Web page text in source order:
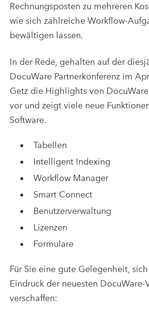
Rechnungsposten zu mehreren
wie sich zahlreiche Workflow-
bewältigen lassen.
In der Rede, gehalten auf der
DocuWare Partnerkonferenz im
Getz die Highlights von DocuWare
vor und zeigt viele neue
Software.
Tabellen
Intelligent Indexing
Workflow Manager
Smart Connect
Benutzerverwaltung
Lizenzen
Formulare
Für Sie eine gute Gelegenheit,
Eindruck der neuesten DocuWare-
verschaffen: